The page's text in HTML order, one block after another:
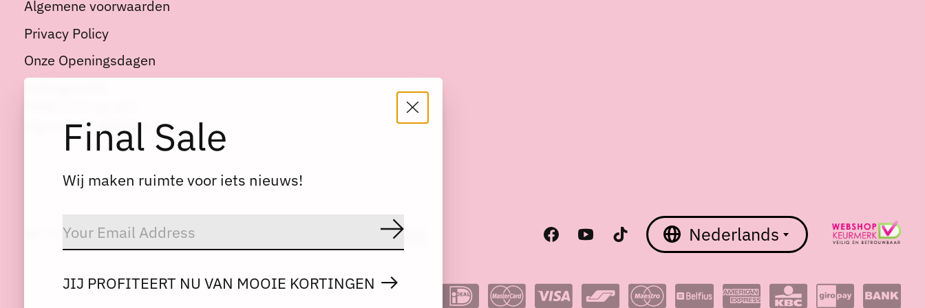
Algemene voorwaarden
Privacy Policy
Onze Openingsdagen
afgeprijsde artikelen
© Copyright 2026 Dresscode RSS-feed Nederlands
Final Sale
Wij maken ruimte voor iets nieuws!
Abonneer
JIJ PROFITEERT NU VAN MOOIE KORTINGEN